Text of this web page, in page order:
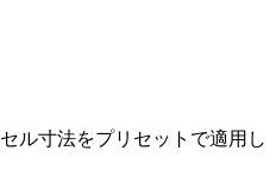
ル寸法をプリセットで適用し